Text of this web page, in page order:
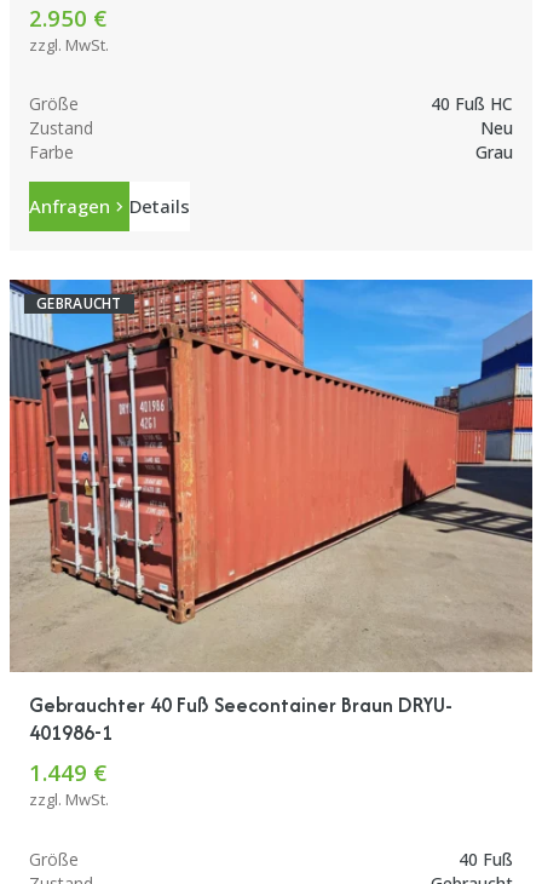
2.950 €
zzgl. MwSt.
Größe
40 Fuß HC
Zustand
Neu
Farbe
Grau
Anfragen Details
GEBRAUCHT
Gebrauchter 40 Fuß Seecontainer Braun DRYU-
401986-1
1.449 €
zzgl. MwSt.
Größe
40 Fuß